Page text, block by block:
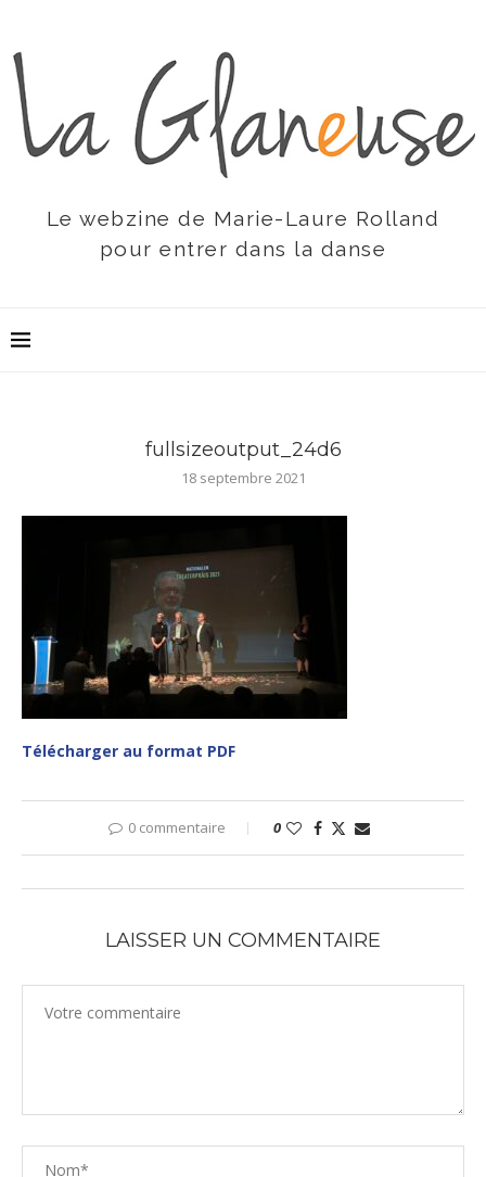
Le webzine de Marie-Laure Rolland
pour entrer dans la danse
fullsizeoutput_24d6
18 septembre 2021
Télécharger au format PDF
0 commentaire 0
LAISSER UN COMMENTAIRE